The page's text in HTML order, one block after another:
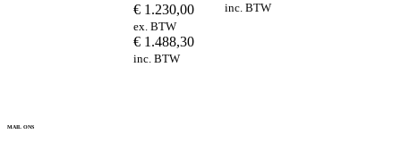
€ 1.230,00
ex. BTW
€ 1.488,30
inc. BTW
inc. BTW
MAIL ONS